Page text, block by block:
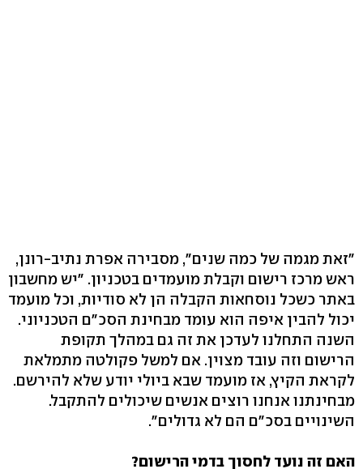
"זאת מגמה של כמה שנים", מסבירה אפרת נתיב-רונן,
ראש מרכז רישום וקבלת מועמדים בטכניון. "יש מחשבון
באתר כשכל נוסחאות הקבלה הן לא סודיות, וכל מועמד
יכול להבין איפה הוא עומד מבחינת הסכ"ם הטכניוני.
השנה התחלנו לעדכן את זה גם במהלך תקופת
הרישום וזה עובד מצוין. אם למשל פקולטה מתמלאת
לקראת הקיץ, אז מועמד שבא ביולי יודע שלא להירשם.
מבחינתנו אנחנו רוצים אנשים שיכולים להתקבל.
השינויים בסכ"ם הם לא גדולים".
האם זה נועד לחסוך בדמי הרישום?